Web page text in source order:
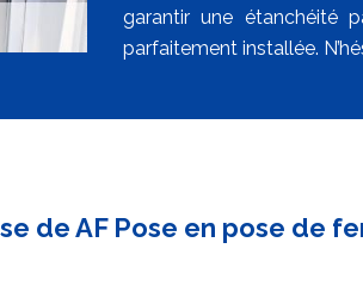
garantir une étanchéité
parfaitement installée.
de AF Pose en pose de